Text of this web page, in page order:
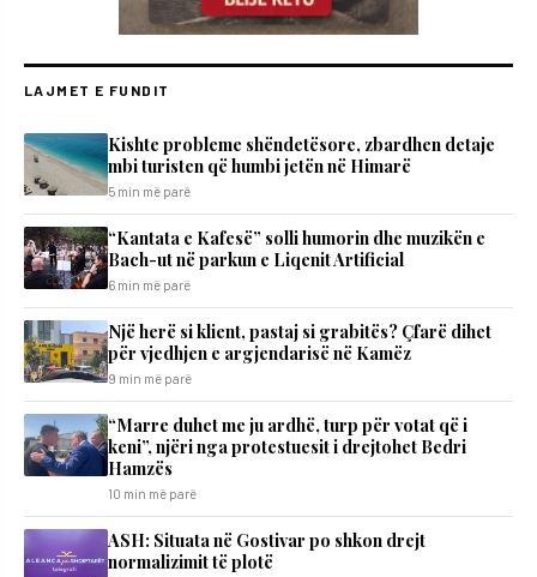
LAJMET E FUNDIT
Kishte probleme shëndetësore, zbardhen detaje
mbi turisten që humbi jetën në Himarë
5 min më parë
“Kantata e Kafesë” solli humorin dhe muzikën e
Bach-ut në parkun e Liqenit Artificial
6 min më parë
Një herë si klient, pastaj si grabitës? Çfarë dihet
për vjedhjen e argjendarisë në Kamëz
9 min më parë
“Marre duhet me ju ardhë, turp për votat që i
keni”, njëri nga protestuesit i drejtohet Bedri
Hamzës
10 min më parë
ASH: Situata në Gostivar po shkon drejt
normalizimit të plotë